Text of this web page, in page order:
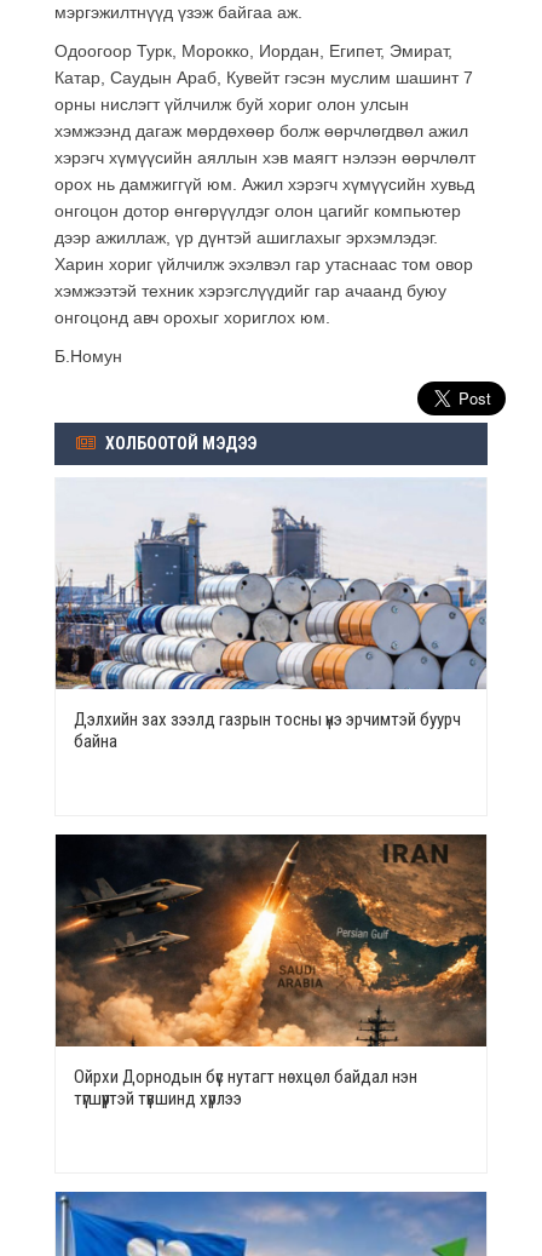
мэргэжилтнүүд үзэж байгаа аж.
Одоогоор Турк, Морокко, Иордан, Египет, Эмират,
Катар, Саудын Араб, Кувейт гэсэн муслим шашинт 7
орны нислэгт үйлчилж буй хориг олон улсын
хэмжээнд дагаж мөрдөхөөр болж өөрчлөгдвөл ажил
хэрэгч хүмүүсийн аяллын хэв маягт нэлээн өөрчлөлт
орох нь дамжиггүй юм. Ажил хэрэгч хүмүүсийн хувьд
онгоцон дотор өнгөрүүлдэг олон цагийг компьютер
дээр ажиллаж, үр дүнтэй ашиглахыг эрхэмлэдэг.
Харин хориг үйлчилж эхэлвэл гар утаснаас том овор
хэмжээтэй техник хэрэгслүүдийг гар ачаанд буюу
онгоцонд авч орохыг хориглох юм.
Б.Номун
ХОЛБООТОЙ МЭДЭЭ
Дэлхийн зах зээлд газрын тосны үнэ эрчимтэй буурч
байна
Ойрхи Дорнодын бүс нутагт нөхцөл байдал нэн
түгшүүртэй түвшинд хүрлээ